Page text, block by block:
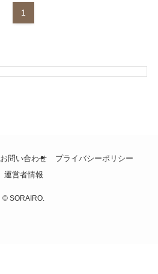
1
お問い合わせ
プライバシーポリシー
運営者情報
© SORAIRO.